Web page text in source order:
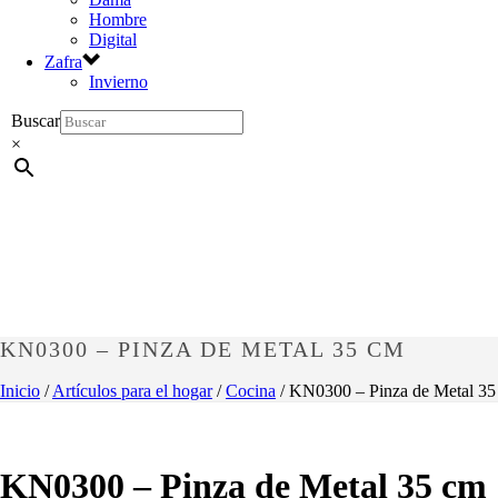
Hombre
Digital
Zafra
Invierno
Buscar
×
KN0300 – PINZA DE METAL 35 CM
Inicio /Artículos para el hogar/Cocina / KN0300 – Pinza de Metal
KN0300 – Pinza de Metal 35 cm